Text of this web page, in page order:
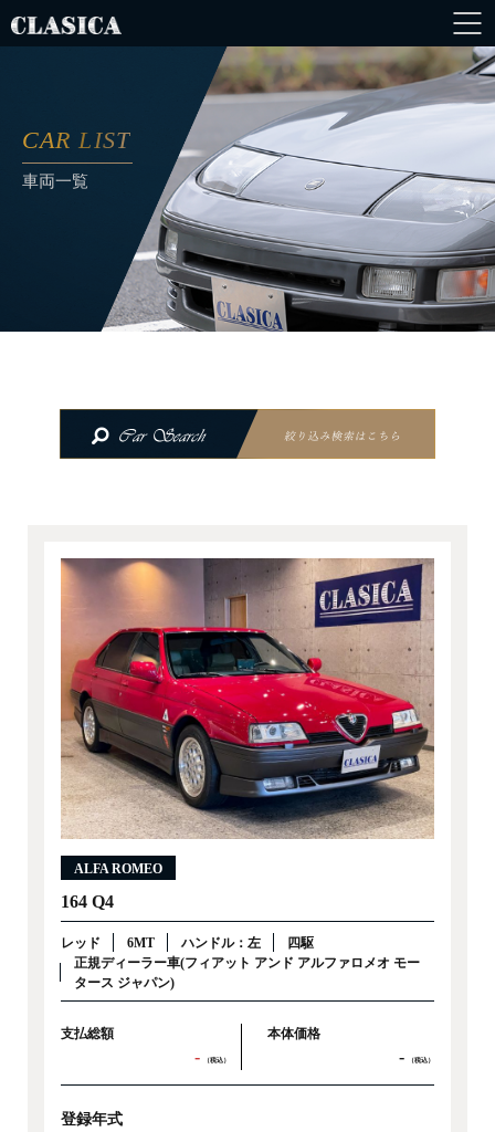
CAR LIST
車両一覧
ALFA ROMEO
164 Q4
レッド 6MT ハンドル：左
四駆
正規ディーラー車(フィアット アンド アルファロメオ モー
タース ジャパン)
支払総額
- （税込）
本体価格
- （税込）
登録年式